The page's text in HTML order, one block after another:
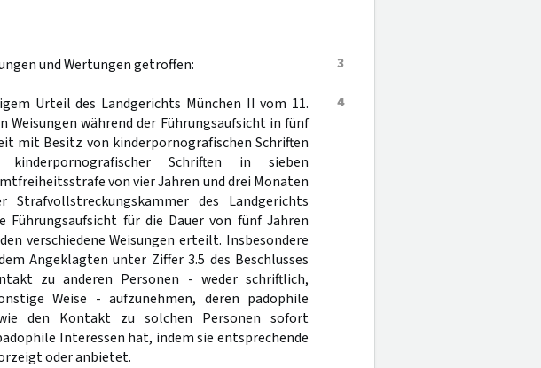
3
und Wertungen getroffen:
4
Urteil des Landgerichts München II vom 11.
Weisungen während der Führungsaufsicht in fünf
mit Besitz von kinderpornografischen Schriften
Schriften in sieben
von vier Jahren und drei Monaten
des Landgerichts
Führungsaufsicht für die Dauer von fünf Jahren
verschiedene Weisungen erteilt. Insbesondere
Angeklagten unter Ziffer 3.5 des Beschlusses
zu anderen Personen - weder schriftlich,
Weise - aufzunehmen, deren pädophile
den Kontakt zu solchen Personen sofort
Interessen hat, indem sie entsprechende
oder anbietet.